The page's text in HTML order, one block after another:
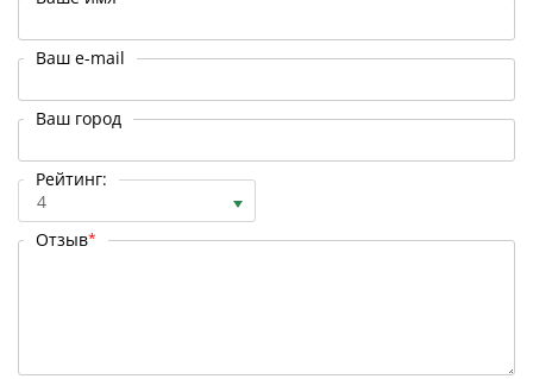
Ваш e-mail
Ваш город
Рейтинг:
4
Отзыв*